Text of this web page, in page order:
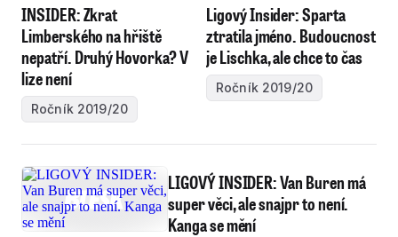
INSIDER: Zkrat
Limberského na hřiště
nepatří. Druhý Hovorka? V
lize není
Ročník 2019/20
Ligový Insider: Sparta
ztratila jméno. Budoucnost
je Lischka, ale chce to čas
Ročník 2019/20
LIGOVÝ INSIDER: Van Buren má
super věci, ale snajpr to není.
Kanga se mění